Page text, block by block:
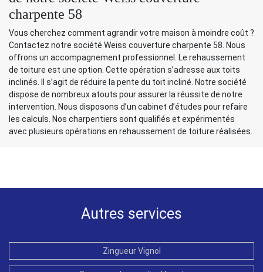
charpente 58
Vous cherchez comment agrandir votre maison à moindre coût ?
Contactez notre société Weiss couverture charpente 58. Nous
offrons un accompagnement professionnel. Le rehaussement
de toiture est une option. Cette opération s’adresse aux toits
inclinés. Il s’agit de réduire la pente du toit incliné. Notre société
dispose de nombreux atouts pour assurer la réussite de notre
intervention. Nous disposons d’un cabinet d’études pour refaire
les calculs. Nos charpentiers sont qualifiés et expérimentés
avec plusieurs opérations en rehaussement de toiture réalisées.
Autres services
Zingueur Vignol